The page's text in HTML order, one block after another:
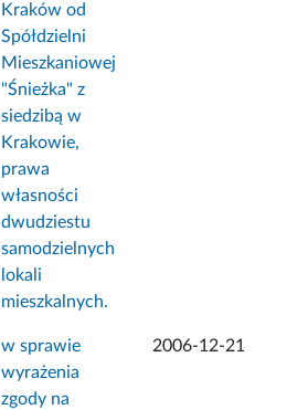
Kraków od
Spółdzielni
Mieszkaniowej
"Śnieżka" z
siedzibą w
Krakowie,
prawa
własności
dwudziestu
samodzielnych
lokali
mieszkalnych.
w sprawie
wyrażenia
zgody na
2006-12-21